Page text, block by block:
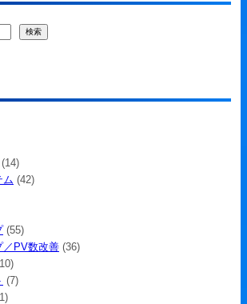
検索
(14)
ム (42)
(55)
／PV数改善 (36)
(7)